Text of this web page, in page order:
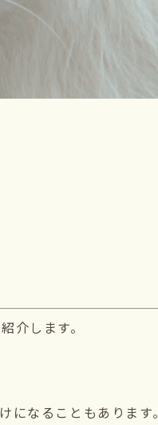
介します。
なることもあります。